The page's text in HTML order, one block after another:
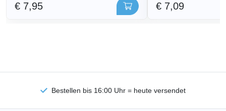
€ 7,95 € 7,09
Bestellen bis 16:00 Uhr = heute versendet